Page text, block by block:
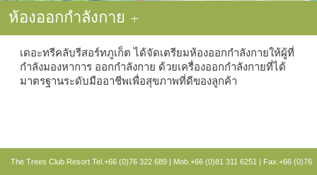
ห้องออกกำลังกาย +
เดอะทรีคลับรีสอร์ทภูเก็ต ได้จัดเตรียมห้องออกกำลังกายให้ผู้ที่
กำลังมองหาการ ออกกำลังกาย ด้วยเครื่องออกกำลังกายที่ได้
มาตรฐานระดับมืออาชีพเพื่อสุขภาพที่ดีของลูกค้า
The Trees Club Resort Tel.+66 (0)76 322 689 | Mob.+66 (0)81 311 6251 | Fax.+66 (0)76